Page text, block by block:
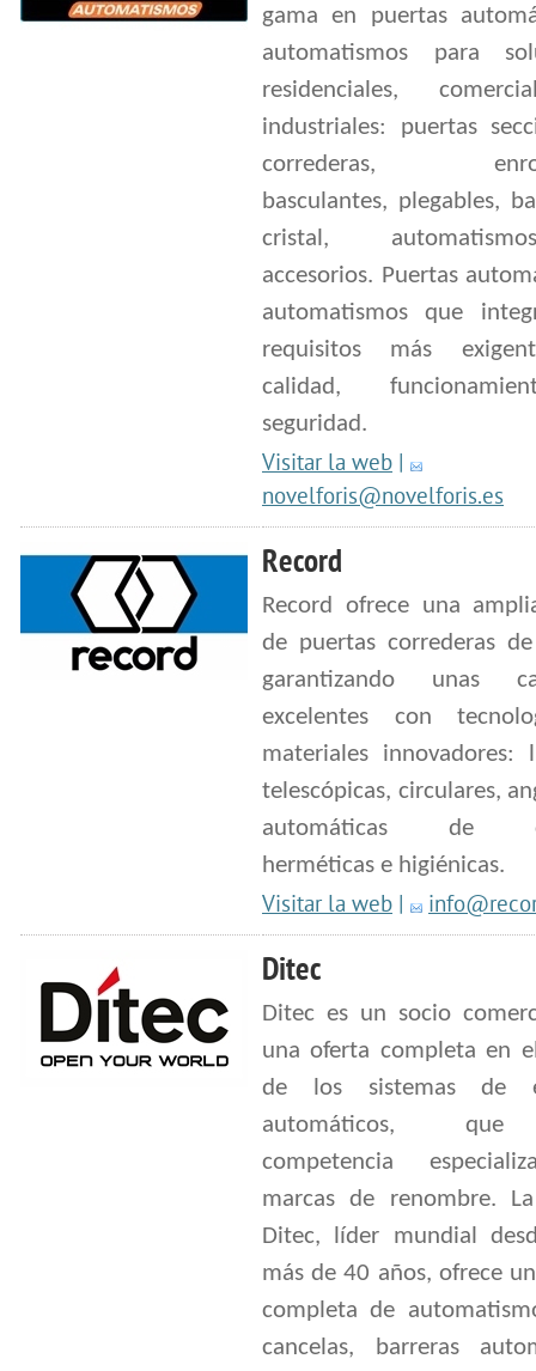
gama en puertas
automatismos para
residenciales,
industriales: puertas
correderas,
basculantes, plegables,
cristal,
accesorios. Puertas
automatismos que
requisitos más
calidad,
seguridad.
Visitar la web |
novelforis@novelforis.es
Record
Record ofrece una
de puertas correderas
garantizando unas
excelentes con
materiales innovadores:
telescópicas, circulares,
automáticas de
herméticas e higiénicas.
Visitar la web |
Ditec
Ditec es un socio
una oferta completa en
de los sistemas de
automáticos,
competencia
marcas de renombre.
Ditec, líder mundial
más de 40 años, ofrece
completa de
cancelas, barreras